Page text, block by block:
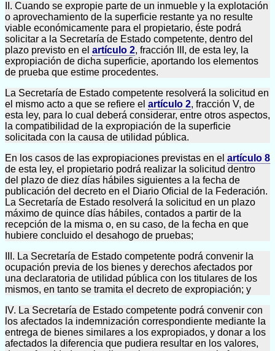
II. Cuando se expropie parte de un inmueble y la explotación
o aprovechamiento de la superficie restante ya no resulte
viable económicamente para el propietario, éste podrá
solicitar a la Secretaría de Estado competente, dentro del
plazo previsto en el artículo 2, fracción III, de esta ley, la
expropiación de dicha superficie, aportando los elementos
de prueba que estime procedentes.
La Secretaría de Estado competente resolverá la solicitud en
el mismo acto a que se refiere el artículo 2, fracción V, de
esta ley, para lo cual deberá considerar, entre otros aspectos,
la compatibilidad de la expropiación de la superficie
solicitada con la causa de utilidad pública.
En los casos de las expropiaciones previstas en el artículo 8
de esta ley, el propietario podrá realizar la solicitud dentro
del plazo de diez días hábiles siguientes a la fecha de
publicación del decreto en el Diario Oficial de la Federación.
La Secretaría de Estado resolverá la solicitud en un plazo
máximo de quince días hábiles, contados a partir de la
recepción de la misma o, en su caso, de la fecha en que
hubiere concluido el desahogo de pruebas;
III. La Secretaría de Estado competente podrá convenir la
ocupación previa de los bienes y derechos afectados por
una declaratoria de utilidad pública con los titulares de los
mismos, en tanto se tramita el decreto de expropiación; y
IV. La Secretaría de Estado competente podrá convenir con
los afectados la indemnización correspondiente mediante la
entrega de bienes similares a los expropiados, y donar a los
afectados la diferencia que pudiera resultar en los valores,